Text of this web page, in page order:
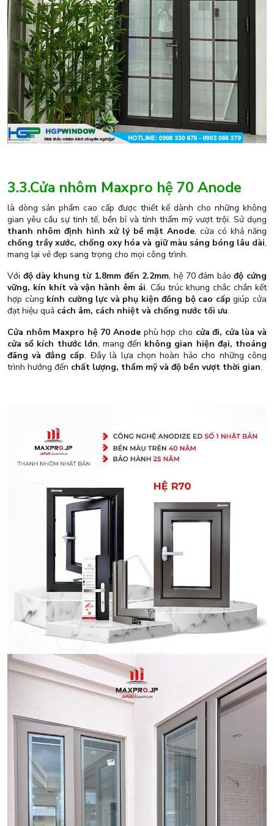
3.3.Cửa nhôm Maxpro hệ 70 Anode
là dòng sản phẩm cao cấp được thiết kế dành cho những không
gian yêu cầu sự tinh tế, bền bỉ và tính thẩm mỹ vượt trội. Sử dụng
thanh nhôm định hình xử lý bề mặt Anode, cửa có khả năng
chống trầy xước, chống oxy hóa và giữ màu sáng bóng lâu dài,
mang lại vẻ đẹp sang trọng cho mọi công trình.
Với độ dày khung từ 1.8mm đến 2.2mm, hệ 70 đảm bảođộ cứng
vững, kín khít và vận hành êm ái. Cấu trúc khung chắc chắn kết
hợp cùng kính cường lực và phụ kiện đồng bộ cao cấp giúp cửa
đạt hiệu quả cách âm, cách nhiệt và chống nước tối ưu.
Cửa nhôm Maxpro hệ 70 Anode phù hợp cho cửa đi, cửa lùa và
cửa sổ kích thước lớn, mang đến không gian hiện đại, thoáng
đãng và đẳng cấp. Đây là lựa chọn hoàn hảo cho những công
trình hướng đến chất lượng, thẩm mỹ và độ bền vượt thời gian.